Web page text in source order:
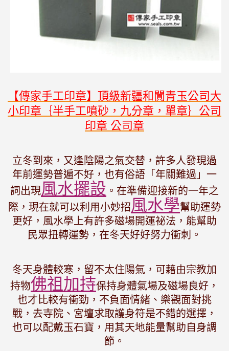
【傳家手工印章】頂級新疆和闐青玉公司大
小印章｛半手工噴砂，九分章，單章｝公司
印章 公司章
立冬到來，又逢陰陽之氣交替，許多人發現過
年前運勢普遍不好，也有俗語「年關難過」一
詞出現風水擺設 。在準備迎接新的一年之
際，現在就可以利用小妙招風水學幫助運勢
更好，風水學上有許多磁場開運祕法，能幫助
民眾扭轉運勢，在冬天好好努力衝刺。
冬天身體較寒，留不太住陽氣，可藉由宗教加
持物佛祖加持保持身體氣場及磁場良好，
也才比較有衝勁，不負面情緒、樂觀面對挑
戰，去寺院、宮壇求取護身符是不錯的選擇，
也可以配戴玉石寶，用其天地能量幫助自身調
節。